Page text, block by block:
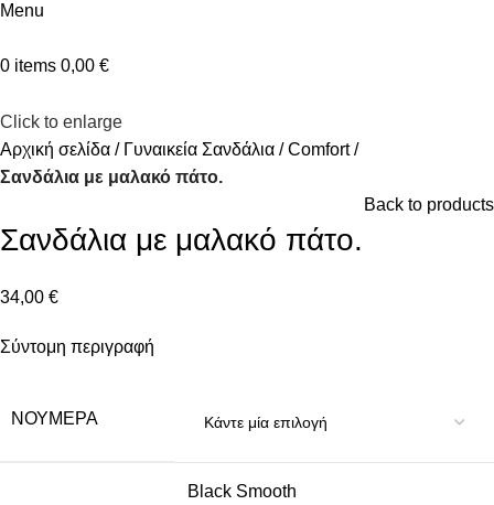
Menu
0 items 0,00 €
Click to enlarge
Αρχική σελίδα
Γυναικεία Σανδάλια
Comfort
Σανδάλια με μαλακό πάτο.
Back to products
Σανδάλια με μαλακό πάτο.
34,00 €
Σύντομη περιγραφή
ΝΟΎΜΕΡΑ
Black Smooth